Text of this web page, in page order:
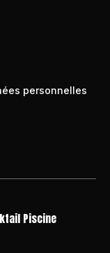
personnelles
Piscine